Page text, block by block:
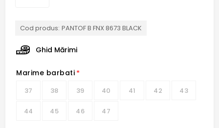
Cod produs: PANTOF B FNX 8673 BLACK
Ghid Mărimi
Marime barbati *
37 38 39 40 41 42 43
44 45 46 47